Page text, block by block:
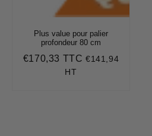
Plus value pour palier
profondeur 80 cm
Prix
€170,33 TTC €170,33
€141,94
HT